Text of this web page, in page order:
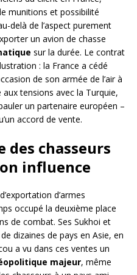
munitions et possibilité
delà de l’aspect purement
un avion de chasse
sur la durée. Le contrat
: la France a cédé
de son armée de l’air à
tensions avec la Turquie,
un partenaire européen –
accord de vente.
des chasseurs
influence
d’armes
occupé la deuxième place
de combat. Ses Sukhoi et
dizaines de pays en Asie, en
a vu dans ces ventes un
majeur, même